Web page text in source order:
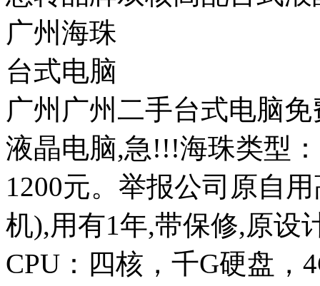
广州海珠
台式电脑
广州广州二手台式电脑
液晶电脑,急!!!海珠类型
1200元。举报公司原自
机),用有1年,带保修,原设
CPU：四核，千G硬盘，